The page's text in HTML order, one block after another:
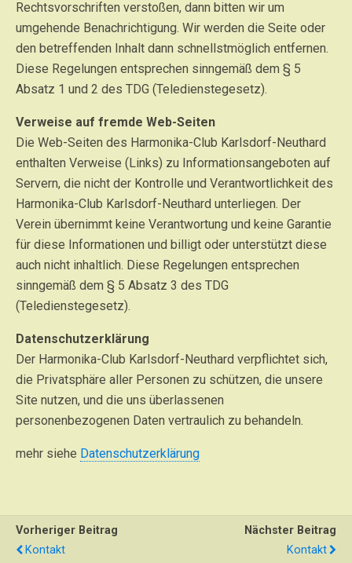
Rechtsvorschriften verstoßen, dann bitten wir um
umgehende Benachrichtigung. Wir werden die Seite oder
den betreffenden Inhalt dann schnellstmöglich entfernen.
Diese Regelungen entsprechen sinngemäß dem § 5
Absatz 1 und 2 des TDG (Teledienstegesetz).
Verweise auf fremde Web-Seiten
Die Web-Seiten des Harmonika-Club Karlsdorf-Neuthard
enthalten Verweise (Links) zu Informationsangeboten auf
Servern, die nicht der Kontrolle und Verantwortlichkeit des
Harmonika-Club Karlsdorf-Neuthard unterliegen. Der
Verein übernimmt keine Verantwortung und keine Garantie
für diese Informationen und billigt oder unterstützt diese
auch nicht inhaltlich. Diese Regelungen entsprechen
sinngemäß dem § 5 Absatz 3 des TDG
(Teledienstegesetz).
Datenschutzerklärung
Der Harmonika-Club Karlsdorf-Neuthard verpflichtet sich,
die Privatsphäre aller Personen zu schützen, die unsere
Site nutzen, und die uns überlassenen
personenbezogenen Daten vertraulich zu behandeln.
mehr siehe Datenschutzerklärung
Vorheriger Beitrag
Kontakt
Nächster Beitrag
Kontakt